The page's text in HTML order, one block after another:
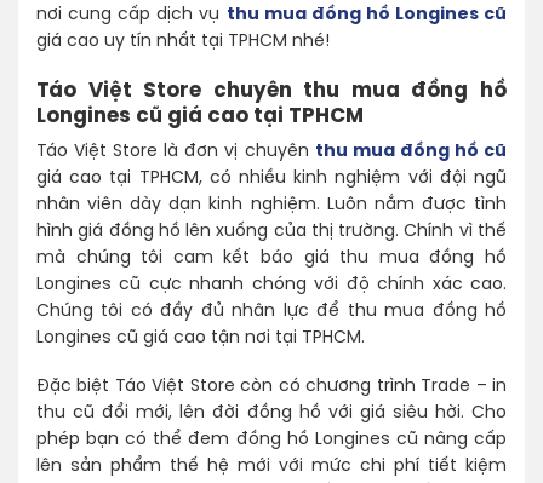
nơi cung cấp dịch vụ thu mua đồng hồ Longines cũ
giá cao uy tín nhất tại TPHCM nhé!
Táo Việt Store chuyên thu mua đồng hồ
Longines cũ giá cao tại TPHCM
Táo Việt Store là đơn vị chuyên thu mua đồng hồ cũ
giá cao tại TPHCM, có nhiều kinh nghiệm với đội ngũ
nhân viên dày dạn kinh nghiệm. Luôn nắm được tình
hình giá đồng hồ lên xuống của thị trường. Chính vì thế
mà chúng tôi cam kết báo giá thu mua đồng hồ
Longines cũ cực nhanh chóng với độ chính xác cao.
Chúng tôi có đầy đủ nhân lực để thu mua đồng hồ
Longines cũ giá cao tận nơi tại TPHCM.
Đặc biệt Táo Việt Store còn có chương trình Trade – in
thu cũ đổi mới, lên đời đồng hồ với giá siêu hời. Cho
phép bạn có thể đem đồng hồ Longines cũ nâng cấp
lên sản phẩm thế hệ mới với mức chi phí tiết kiệm